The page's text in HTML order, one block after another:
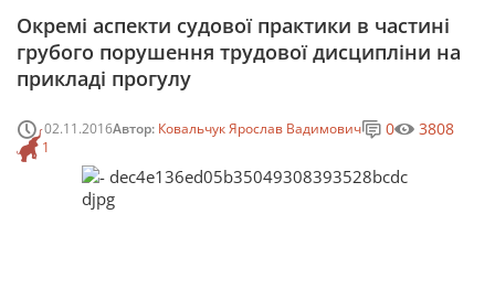
Окремі аспекти судової практики в частині
грубого порушення трудової дисципліни на
прикладі прогулу
02.11.2016Автор: Ковальчук Ярослав Вадимович
1
0 3808